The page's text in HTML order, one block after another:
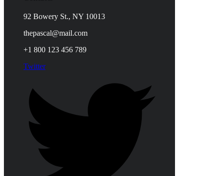
92 Bowery St., NY 10013
thepascal@mail.com
+1 800 123 456 789
Twitter